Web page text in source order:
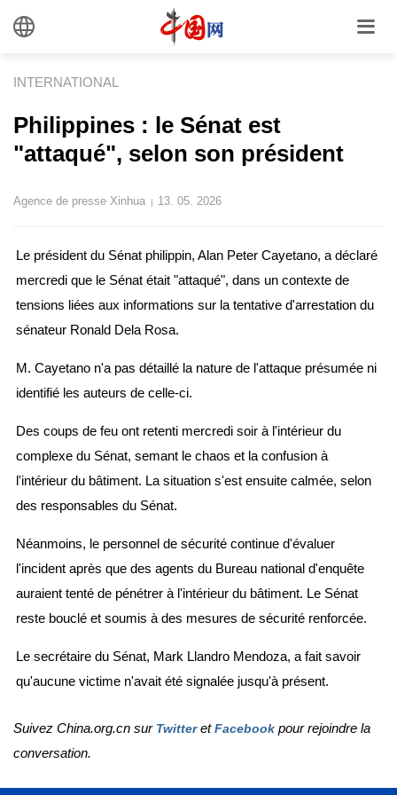
INTERNATIONAL
Philippines : le Sénat est
"attaqué", selon son président
Agence de presse Xinhua | 13. 05. 2026
Le président du Sénat philippin, Alan Peter Cayetano, a déclaré
mercredi que le Sénat était "attaqué", dans un contexte de
tensions liées aux informations sur la tentative d'arrestation du
sénateur Ronald Dela Rosa.
M. Cayetano n'a pas détaillé la nature de l'attaque présumée ni
identifié les auteurs de celle-ci.
Des coups de feu ont retenti mercredi soir à l'intérieur du
complexe du Sénat, semant le chaos et la confusion à
l'intérieur du bâtiment. La situation s'est ensuite calmée, selon
des responsables du Sénat.
Néanmoins, le personnel de sécurité continue d'évaluer
l'incident après que des agents du Bureau national d'enquête
auraient tenté de pénétrer à l'intérieur du bâtiment. Le Sénat
reste bouclé et soumis à des mesures de sécurité renforcée.
Le secrétaire du Sénat, Mark Llandro Mendoza, a fait savoir
qu'aucune victime n'avait été signalée jusqu'à présent.
Suivez China.org.cn sur Twitter etFacebook pour rejoindre la
conversation.